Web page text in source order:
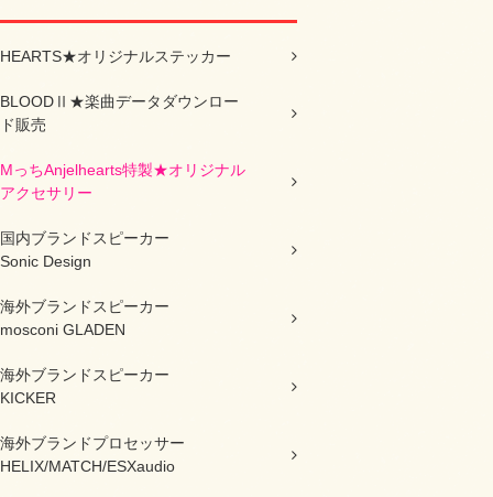
HEARTS★オリジナルステッカー
BLOODⅡ★楽曲データダウンロー
ド販売
MっちAnjelhearts特製★オリジナル
アクセサリー
国内ブランドスピーカー
Sonic Design
海外ブランドスピーカー
mosconi GLADEN
海外ブランドスピーカー
KICKER
海外ブランドプロセッサー
HELIX/MATCH/ESXaudio